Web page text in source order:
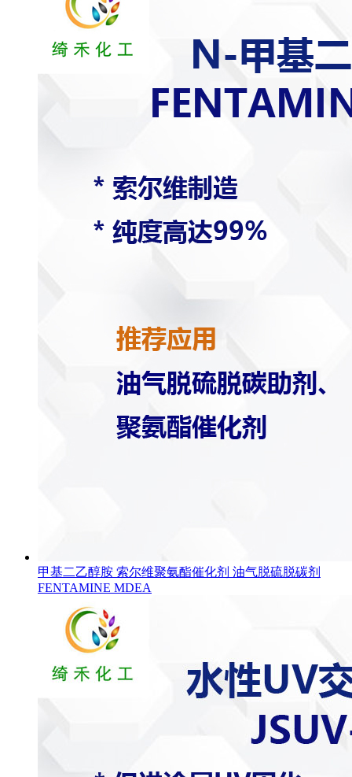
甲基二乙醇胺 索尔维聚氨酯催化剂 油气脱硫脱碳剂
FENTAMINE MDEA